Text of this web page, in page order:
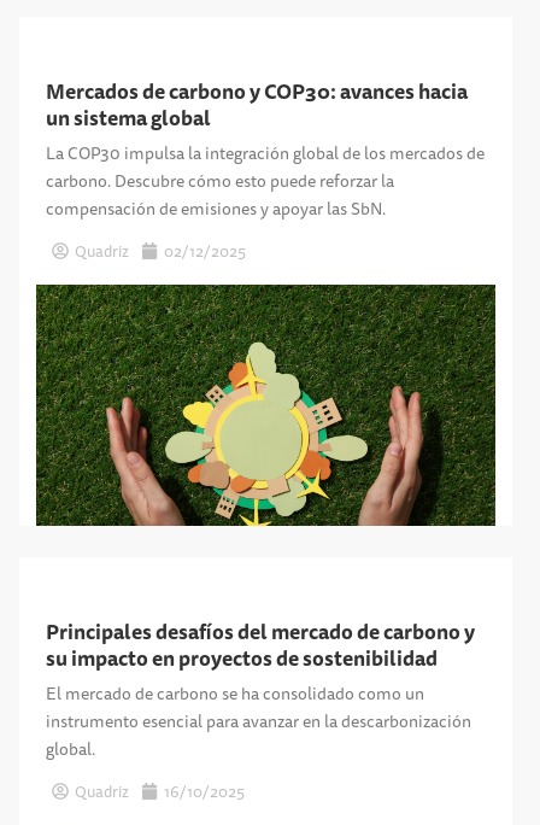
Mercados de carbono y COP30: avances hacia
un sistema global
La COP30 impulsa la integración global de los mercados de
carbono. Descubre cómo esto puede reforzar la
compensación de emisiones y apoyar las SbN.
Quadriz 02/12/2025
Principales desafíos del mercado de carbono y
su impacto en proyectos de sostenibilidad
El mercado de carbono se ha consolidado como un
instrumento esencial para avanzar en la descarbonización
global.
Quadriz 16/10/2025